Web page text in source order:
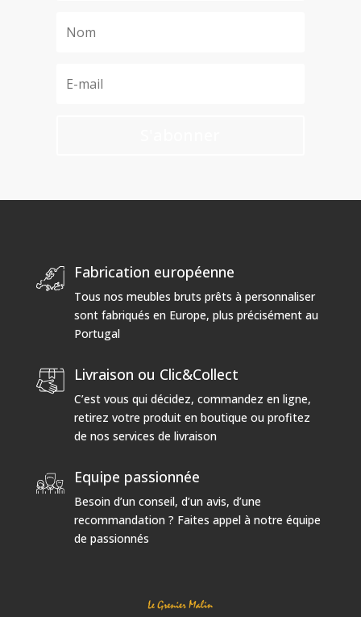
Fabrication européenne
Tous nos meubles bruts prêts à personnaliser
sont fabriqués en Europe, plus précisément au
Portugal
Livraison ou Clic&Collect
C’est vous qui décidez, commandez en ligne,
retirez votre produit en boutique ou profitez
de nos services de livraison
Equipe passionnée
Besoin d’un conseil, d’un avis, d’une
recommandation ? Faites appel à notre équipe
de passionnés